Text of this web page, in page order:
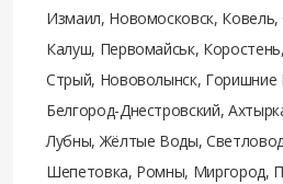
Измаил, Новомосковск,
Калуш, Первомайськ,
Стрый, Нововолынск,
Белгород-Днестровский,
Лубны, Жёлтые Воды,
Шепетовка, Ромны, Миргород,